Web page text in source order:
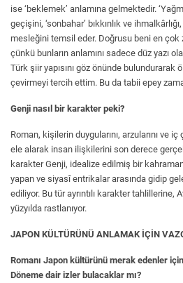
ise ‘beklemek’ anlamına gelmektedir.
geçişini, ‘sonbahar’ bıkkınlık ve
mesleğini temsil eder. Doğrusu beni en çok
çünkü bunların anlamını sadece düz yazı
Türk şiir yapısını göz önünde
çevirmeyi tercih ettim. Bu da tabii epey
Genji nasıl bir karakter peki?
Roman, kişilerin duygularını, arzularını ve
ele alarak insan ilişkilerini son derece
karakter Genji, idealize edilmiş bir
yapan ve siyasî entrikalar arasında gidip
ediliyor. Bu tür ayrıntılı karakter tahlillerine,
yüzyılda rastlanıyor.
JAPON KÜLTÜRÜNÜ ANLAMAK İÇİN
Romanı Japon kültürünü merak edenler
Döneme dair izler bulacaklar mı?